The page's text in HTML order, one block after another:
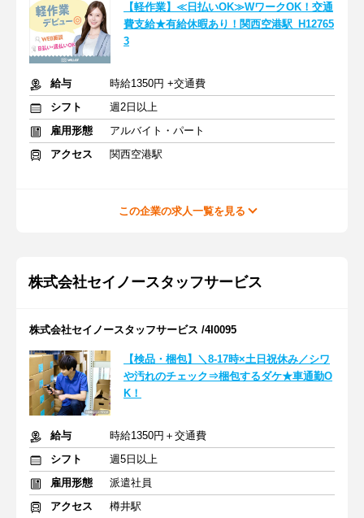
【軽作業】≪日払いOK≫WワークOK！交通
費支給★有給休暇あり！関西空港駅_H12765
3
給与
時給1350円 +交通費
シフト
週2日以上
雇用形態
アルバイト・パート
アクセス
関西空港駅
この企業の求人一覧を見る
株式会社セイノースタッフサービス
株式会社セイノースタッフサービス /4I0095
【検品・梱包】＼8-17時×土日祝休み／シワ
や汚れのチェック⇒梱包するダケ★車通勤O
K！
給与
時給1350円＋交通費
シフト
週5日以上
雇用形態
派遣社員
アクセス
樽井駅